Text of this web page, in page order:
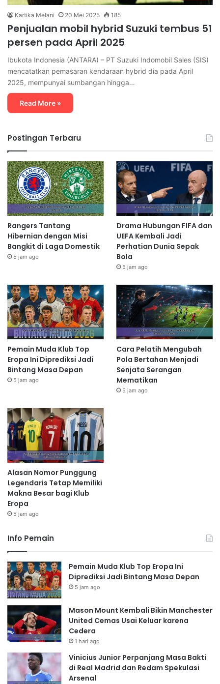
Kartika Melani 20 Mei 2025 185
Penjualan mobil hybrid Suzuki tembus 51
persen pada April 2025
Ibukota Indonesia (ANTARA) – PT Suzuki Indomobil Sales (SIS)
mencatatkan pemasaran kendaraan hybrid dia pada April
2025, mempunyai sumbangan hingga…
Read More »
Postingan Terbaru
Rangers Tantang
Hibernian dengan Misi
Bangkit di Laga Domestik
5 jam ago
Drama Hubungan FIFA dan
UEFA Kembali Jadi
Perhatian Dunia Sepak
Bola
5 jam ago
Pemain Muda Klub Top
Eropa Ini Diprediksi Jadi
Bintang Masa Depan
5 jam ago
Cara Pelatih Mengubah
Pola Bertahan Menjadi
Senjata Serangan
Mematikan
5 jam ago
Alasan Nomor Punggung
Legendaris Tetap Memiliki
Makna Besar bagi Klub
Eropa
5 jam ago
Info Pemain
Pemain Muda Klub Top Eropa Ini
Diprediksi Jadi Bintang Masa Depan
5 jam ago
Mason Mount Kembali Bikin Manchester
United Cemas Usai Keluar karena
Cedera
1 hari ago
Vinicius Junior Perpanjang Masa Bakti
di Real Madrid dan Redam Spekulasi
Arsenal